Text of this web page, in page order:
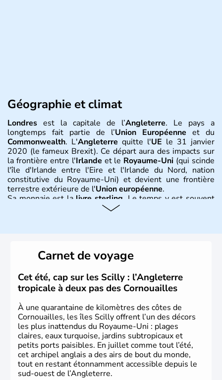
Géographie et climat
Londres est la capitale de l’Angleterre. Le pays a
longtemps fait partie de l’Union Européenne et du
Commonwealth. L'Angleterre quitte l'UE le 31 janvier
2020 (le fameux Brexit). Ce départ aura des impacts sur
la frontière entre l'Irlande et le Royaume-Uni (qui scinde
l'île d'Irlande entre l'Eire et l'Irlande du Nord, nation
constitutive du Royaume-Uni) et devient une frontière
terrestre extérieure de l'Union européenne.
Sa monnaie est lalivre sterling . Le temps y est souvent
instable avec de nombreuses précipitations : il s’agit d’un
Histoire et administration
L'Angleterre est l’une des quatre nations constitutives du
Royaume-Uni. Elle est peuplée de plus de 50 millions
d’habitants, les Anglais, et constitue à elle seule, près de
84% de la population de l’ensemble. Le pays s’est créé au
Xème siècle et tient son nom desAngles
germanique installé sur ces terres. Première démocratie
parlementaire au monde, elle doit son développement à
l’essor industriel du XIXème siècle.
Carnet de voyage
Cet été, cap sur les Scilly : l’Angleterre
tropicale à deux pas des Cornouailles
À une quarantaine de kilomètres des côtes de
Cornouailles, les îles Scilly offrent l’un des décors
les plus inattendus du Royaume-Uni : plages
claires, eaux turquoise, jardins subtropicaux et
petits ports paisibles. En juillet comme tout l’été,
cet archipel anglais a des airs de bout du monde,
tout en restant étonnamment accessible depuis le
sud-ouest de l’Angleterre.